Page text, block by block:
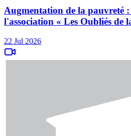
Augmentation de la pauvreté :
l'association « Les Oubliés de
22 Jul 2026